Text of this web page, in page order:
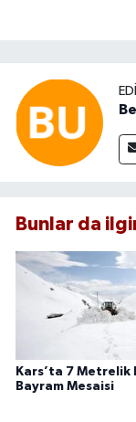
Bunlar da
Kars’ta 7 Metrelik
Bayram Mesaisi